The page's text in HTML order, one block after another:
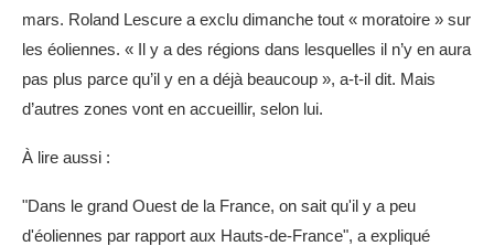
mars. Roland Lescure a exclu dimanche tout « moratoire » sur
les éoliennes. « Il y a des régions dans lesquelles il n’y en aura
pas plus parce qu’il y en a déjà beaucoup », a-t-il dit. Mais
d’autres zones vont en accueillir, selon lui.
À lire aussi :
"Dans le grand Ouest de la France, on sait qu'il y a peu
d'éoliennes par rapport aux Hauts-de-France", a expliqué